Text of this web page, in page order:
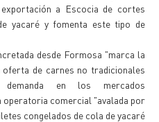
a Escocia de cortes
yacaré y fomenta este tipo de
desde Formosa "marca la
de carnes no tradicionales
en los mercados
operatoria comercial "avalada por
congelados de cola de yacaré